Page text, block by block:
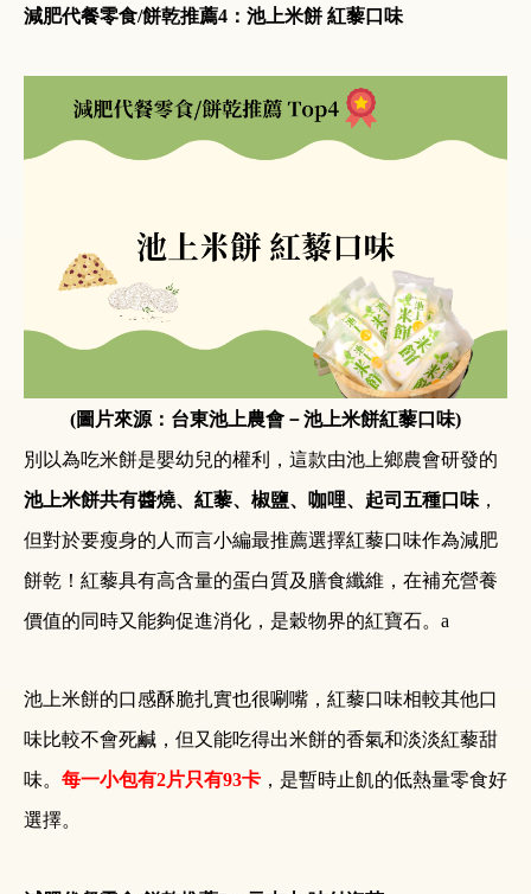
減肥代餐零食/餅乾推薦4 ：池上米餅 紅藜口味
(圖片來源：台東池上農會－池上米餅紅藜口味)
別以為吃米餅是嬰幼兒的權利，這款由池上鄉農會研發的
池上米餅共有醬燒、紅藜、椒鹽、咖哩、起司五種口味 ，
但對於要瘦身的人而言小編最推薦選擇紅藜口味作為減肥
餅乾！紅藜具有高含量的蛋白質及膳食纖維，在補充營養
價值的同時又能夠促進消化，是穀物界的紅寶石。a
池上米餅的口感酥脆扎實也很唰嘴，紅藜口味相較其他口
味比較不會死鹹，但又能吃得出米餅的香氣和淡淡紅藜甜
味。 每一小包有2片只有93卡 ，是暫時止飢的低熱量零食好
選擇。